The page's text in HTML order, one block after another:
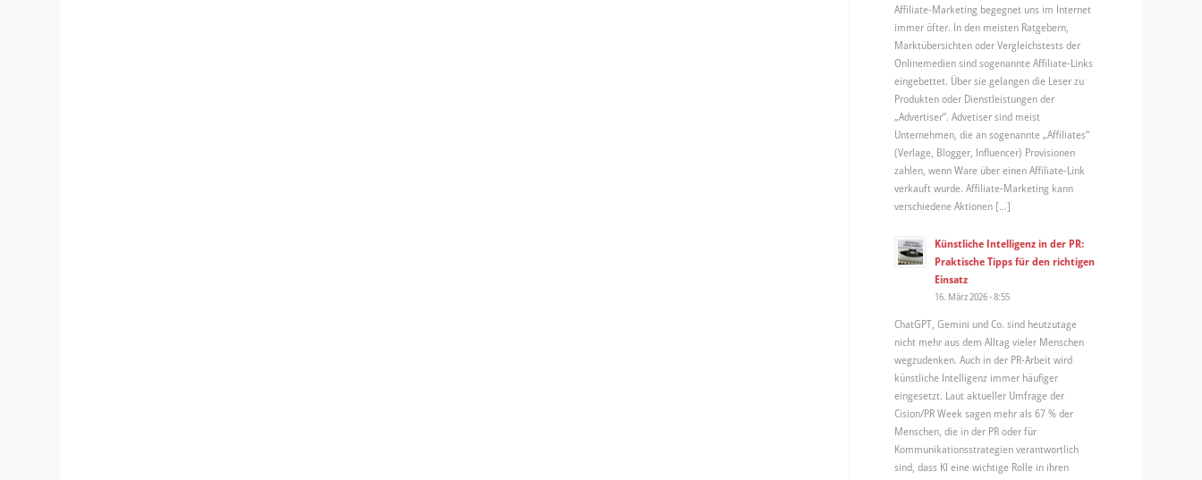
Affiliate-Marketing begegnet uns im Internet
immer öfter. In den meisten Ratgebern,
Marktübersichten oder Vergleichstests der
Onlinemedien sind sogenannte Affiliate-Links
eingebettet. Über sie gelangen die Leser zu
Produkten oder Dienstleistungen der
„Advertiser“. Advetiser sind meist
Unternehmen, die an sogenannte „Affiliates“
(Verlage, Blogger, Influencer) Provisionen
zahlen, wenn Ware über einen Affiliate-Link
verkauft wurde. Affiliate-Marketing kann
verschiedene Aktionen […]
Künstliche Intelligenz in der PR:
Praktische Tipps für den richtigen
Einsatz
16. März 2026 - 8:55
ChatGPT, Gemini und Co. sind heutzutage
nicht mehr aus dem Alltag vieler Menschen
wegzudenken. Auch in der PR-Arbeit wird
künstliche Intelligenz immer häufiger
eingesetzt. Laut aktueller Umfrage der
Cision/PR Week sagen mehr als 67 % der
Menschen, die in der PR oder für
Kommunikationsstrategien verantwortlich
sind, dass KI eine wichtige Rolle in ihren